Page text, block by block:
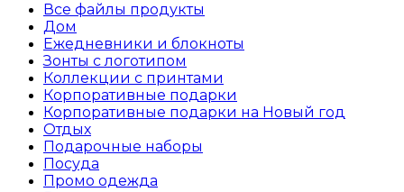
Все файлы продукты
Дом
Ежедневники и блокноты
Зонты с логотипом
Коллекции с принтами
Корпоративные подарки
Корпоративные подарки на Новый год
Отдых
Подарочные наборы
Посуда
Промо одежда